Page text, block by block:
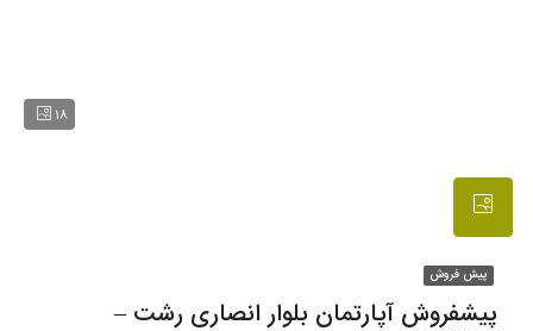
۱۸
پیش فروش
پیشفروش آپارتمان بلوار انصاری رشت –